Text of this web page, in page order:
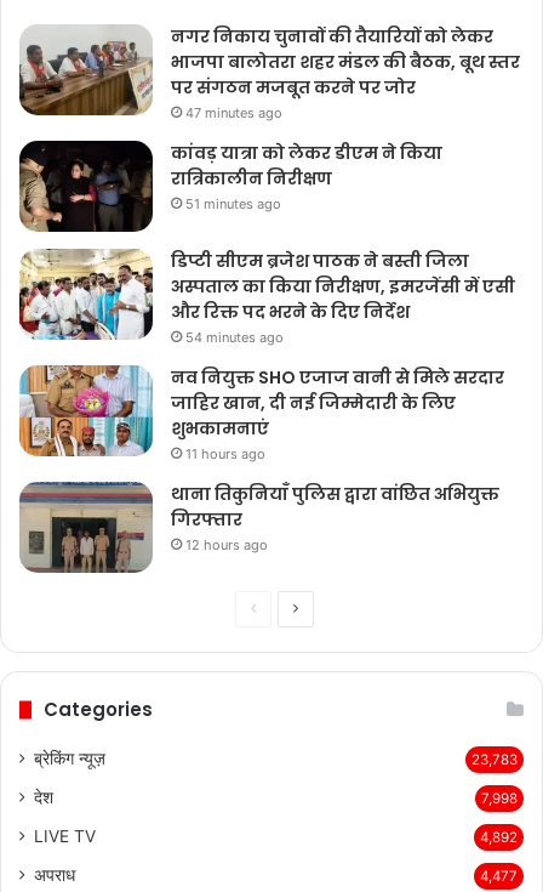
नगर निकाय चुनावों की तैयारियों को लेकर
भाजपा बालोतरा शहर मंडल की बैठक, बूथ स्तर
पर संगठन मजबूत करने पर जोर
47 minutes ago
कांवड़ यात्रा को लेकर डीएम ने किया
रात्रिकालीन निरीक्षण
51 minutes ago
डिप्टी सीएम ब्रजेश पाठक ने बस्ती जिला
अस्पताल का किया निरीक्षण, इमरजेंसी में एसी
और रिक्त पद भरने के दिए निर्देश
54 minutes ago
नव नियुक्त SHO एजाज वानी से मिले सरदार
जाहिर खान, दी नई जिम्मेदारी के लिए
शुभकामनाएं
11 hours ago
थाना तिकुनियाँ पुलिस द्वारा वांछित अभियुक्त
गिरफ्तार
12 hours ago
PreviousNext
Categories
ब्रेकिंग न्यूज़ 23,783
देश 7,998
LIVE TV 4,892
अपराध 4,477